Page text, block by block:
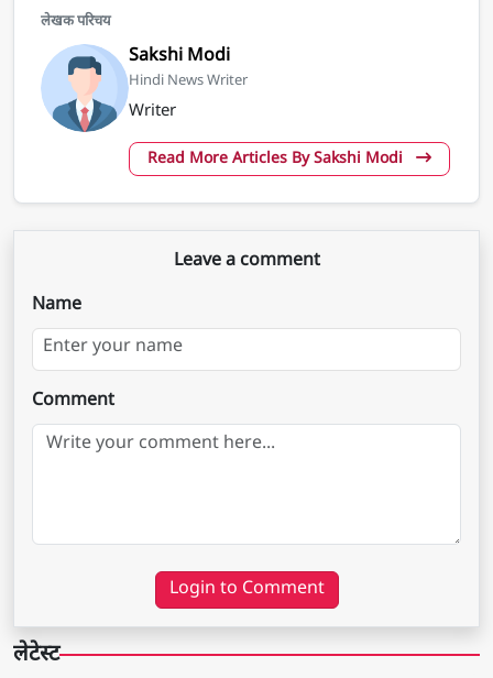
लेखक परिचय
Sakshi Modi
Hindi News Writer
Writer
Read More Articles By Sakshi Modi
Leave a comment
Name
Comment
Login to Comment
लेटेस्ट